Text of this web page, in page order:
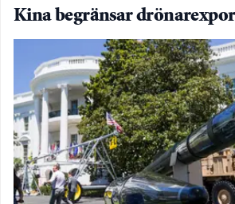
Kina begränsar